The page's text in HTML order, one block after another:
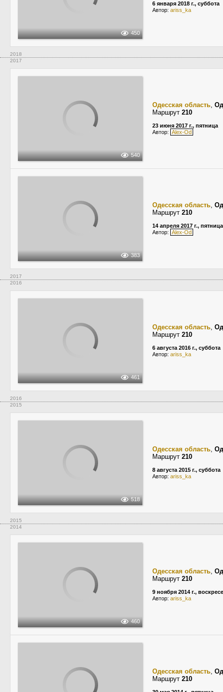
450
6 января 2018 г., суббота
Автор: ariss_ka
2018
2017
540
Одесская область,
Маршрут 210
23 июня 2017 г., пятница
Автор: Alex-Od
383
Одесская область,
Маршрут 210
14 апреля 2017 г., пятница
Автор: Alex-Od
2017
2016
461
Одесская область,
Маршрут 210
6 августа 2016 г., суббота
Автор: ariss_ka
2016
2015
518
Одесская область,
Маршрут 210
8 августа 2015 г., суббота
Автор: ariss_ka
2015
2014
460
Одесская область,
Маршрут 210
9 ноября 2014 г.,
Автор: ariss_ka
Одесская область,
Маршрут 210